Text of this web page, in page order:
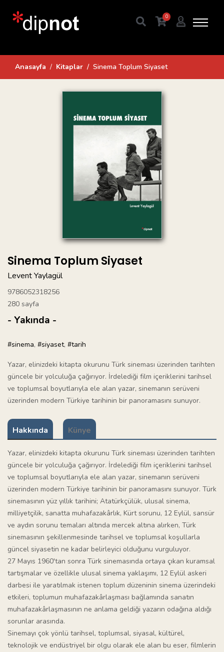
0
Anasayfa Kitaplar Sinema Toplum Siyaset
Sinema Toplum Siyaset
Levent Yaylagül
9786052318256
280 sayfa
- Yakında -
#sinema, #siyaset, #tarih
Yazar, elinizdeki kitapta okurunu Türk sineması üzerinden tarihten
güncele bir yolculuğa çağırıyor. İrdelediği film içeriklerini tarihsel
ve toplumsal boyutlarıyla ele alan yazar, sinemanın serüveni
üzerinden modern Türkiye tarihinin bir panoramasını sunuyor.
Hakkında Künye
Yazar, elinizdeki kitapta okurunu Türk sineması üzerinden tarihten
güncele bir yolculuğa çağırıyor. İrdelediği film içeriklerini tarihsel
ve toplumsal boyutlarıyla ele alan yazar, sinemanın serüveni
üzerinden modern Türkiye tarihinin bir panoramasını sunuyor. Türk
sinemasının yüz yıllık tarihini; Atatürkçülük, ulusal sinema,
milliyetçilik, sanatta muhafazakârlık, Kürt sorunu, 12 Eylül, sansür
ve aydın sorunu temaları altında mercek altına alırken, Türk
sinemasının şekillenmesinde tarihsel ve toplumsal koşullarla
güncel siyasetin ne kadar belirleyici olduğunu vurguluyor.
27 Mayıs 1960'tan sonra Türk sinemasında ortaya çıkan kuramsal
tartışmalar ve özellikle ulusal sinema yaklaşımı, 12 Eylül askeri
darbesi ile yaratılmak istenen toplum düzeninin sinema üzerindeki
etkileri, toplumun muhafazakârlaşması bağlamında sanatın
muhafazakârlaşmasının ne anlama geldiği yazarın odağına aldığı
sorunlar arasında.
Sinemayı çok yönlü tarihsel, toplumsal, siyasal, kültürel,
teknolojik ve endüstriyel bir olgu olarak ele alan bu eser, filmlerin